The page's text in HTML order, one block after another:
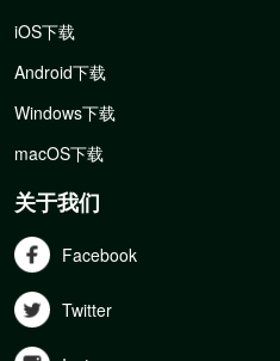
iOS下载
Android下载
Windows下载
macOS下载
关于我们
Facebook
Twitter